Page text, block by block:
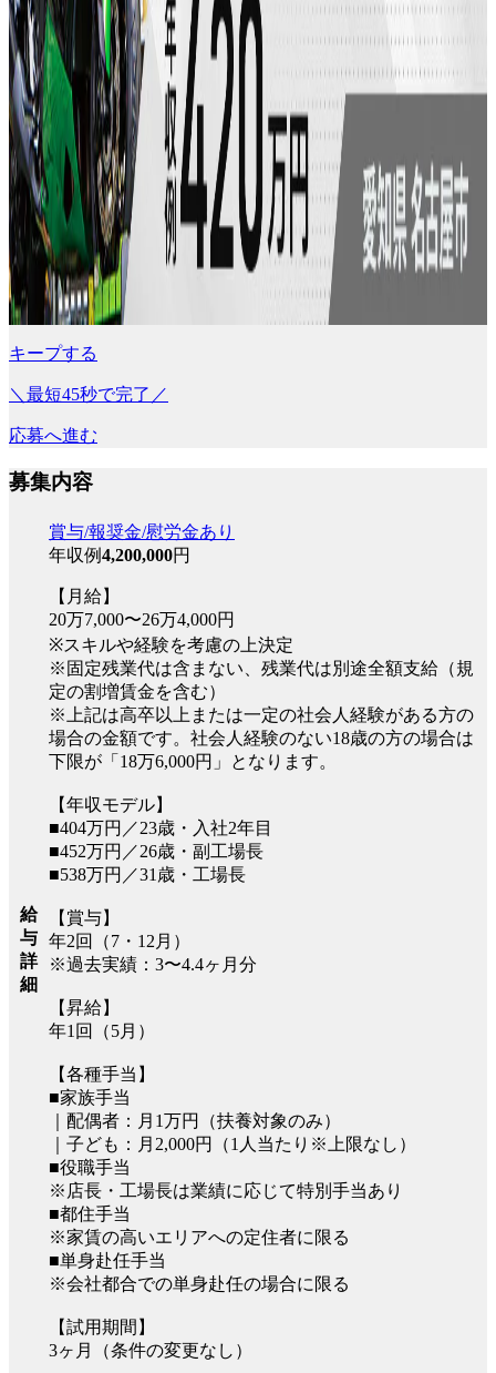
キープする
＼最短45秒で完了／
応募へ進む
募集内容
給
与
詳
細
賞与/報奨金/慰労金あり
年収例4,200,000円
【月給】
20万7,000〜26万4,000円
※スキルや経験を考慮の上決定
※固定残業代は含まない、残業代は別途全額支給（規
定の割増賃金を含む）
※上記は高卒以上または一定の社会人経験がある方の
場合の金額です。社会人経験のない18歳の方の場合は
下限が「18万6,000円」となります。
【年収モデル】
■404万円／23歳・入社2年目
■452万円／26歳・副工場長
■538万円／31歳・工場長
【賞与】
年2回（7・12月）
※過去実績：3〜4.4ヶ月分
【昇給】
年1回（5月）
【各種手当】
■家族手当
｜配偶者：月1万円（扶養対象のみ）
｜子ども：月2,000円（1人当たり※上限なし）
■役職手当
※店長・工場長は業績に応じて特別手当あり
■都住手当
※家賃の高いエリアへの定住者に限る
■単身赴任手当
※会社都合での単身赴任の場合に限る
【試用期間】
3ヶ月（条件の変更なし）